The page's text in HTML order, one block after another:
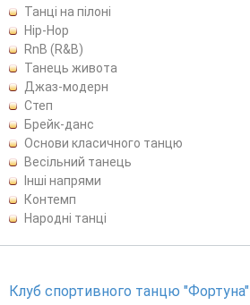
Танці на пілоні
Hip-Hop
RnB (R&B)
Танець живота
Джаз-модерн
Степ
Брейк-данс
Основи класичного танцю
Весільний танець
Інші напрями
Контемп
Народні танці
Клуб спортивного танцю "Фортуна"